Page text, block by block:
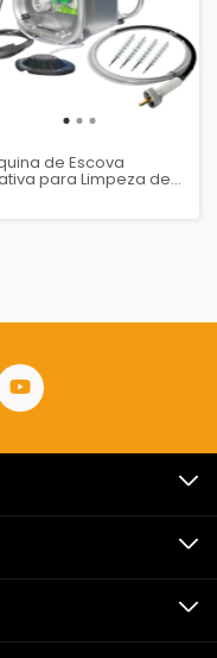
de Escova
para Limpeza de
Trocadores H-100 -